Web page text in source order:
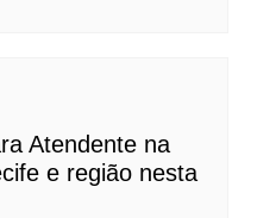
Atendente na
e região nesta